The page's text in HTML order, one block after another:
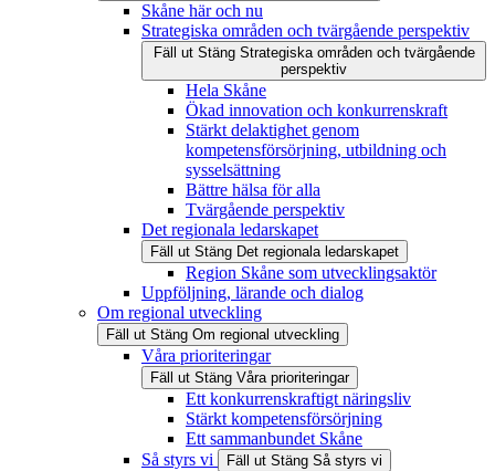
Skåne här och nu
Strategiska områden och tvärgående perspektiv
Fäll ut Stäng Strategiska områden och tvärgående
perspektiv
Hela Skåne
Ökad innovation och konkurrenskraft
Stärkt delaktighet genom
kompetensförsörjning, utbildning och
sysselsättning
Bättre hälsa för alla
Tvärgående perspektiv
Det regionala ledarskapet
Fäll ut Stäng Det regionala ledarskapet
Region Skåne som utvecklingsaktör
Uppföljning, lärande och dialog
Om regional utveckling
Fäll ut Stäng Om regional utveckling
Våra prioriteringar
Fäll ut Stäng Våra prioriteringar
Ett konkurrenskraftigt näringsliv
Stärkt kompetensförsörjning
Ett sammanbundet Skåne
Så styrs vi
Fäll ut Stäng Så styrs vi